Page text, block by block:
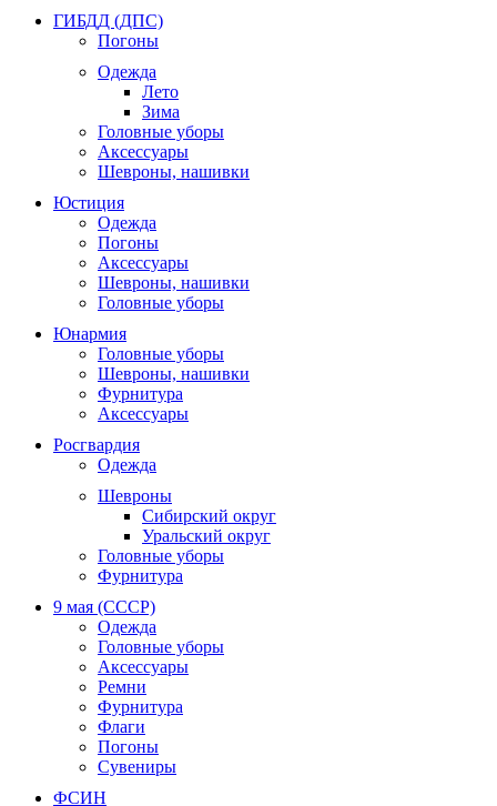
ГИБДД (ДПС)
Погоны
Одежда
Лето
Зима
Головные уборы
Аксессуары
Шевроны, нашивки
Юстиция
Одежда
Погоны
Аксессуары
Шевроны, нашивки
Головные уборы
Юнармия
Головные уборы
Шевроны, нашивки
Фурнитура
Аксессуары
Росгвардия
Одежда
Шевроны
Сибирский округ
Уральский округ
Головные уборы
Фурнитура
9 мая (СССР)
Одежда
Головные уборы
Аксессуары
Ремни
Фурнитура
Флаги
Погоны
Сувениры
ФСИН